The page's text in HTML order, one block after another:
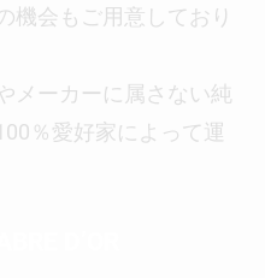
機会もご用意しており
メーカーに属さない純
％愛好家によって運